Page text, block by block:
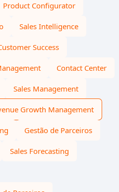
Product Configurator
Sales Intelligence
Success
Contact Center
Sales Management
Growth Management
Gestão de Parceiros
Sales Forecasting